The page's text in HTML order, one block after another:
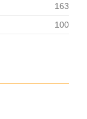
163
100